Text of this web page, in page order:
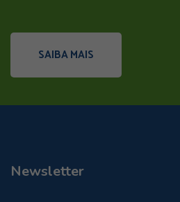
SAIBA MAIS
Newsletter